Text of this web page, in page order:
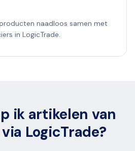
naadloos samen met
in LogicTrade.
ik artikelen van
LogicTrade?